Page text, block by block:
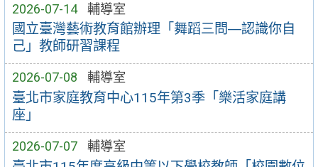
2026-07-14 輔導室
國立臺灣藝術教育館辦理「舞蹈三問―認識你自
己」教師研習課程
2026-07-08 輔導室
臺北市家庭教育中心115年第3季「樂活家庭講
座」
2026-07-07 輔導室